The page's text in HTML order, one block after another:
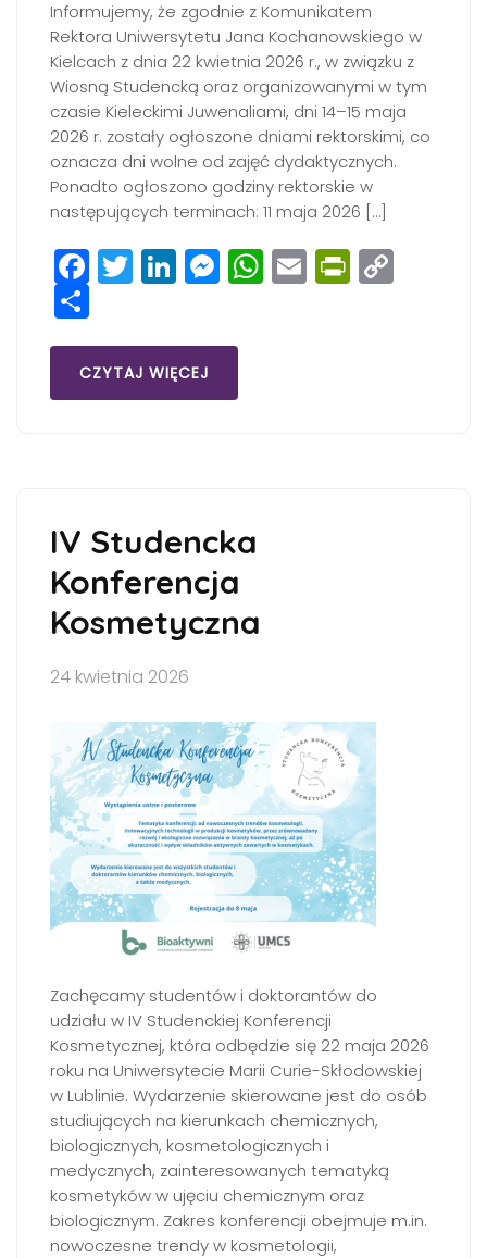
Informujemy, że zgodnie z Komunikatem
Rektora Uniwersytetu Jana Kochanowskiego w
Kielcach z dnia 22 kwietnia 2026 r., w związku z
Wiosną Studencką oraz organizowanymi w tym
czasie Kieleckimi Juwenaliami, dni 14–15 maja
2026 r. zostały ogłoszone dniami rektorskimi, co
oznacza dni wolne od zajęć dydaktycznych.
Ponadto ogłoszono godziny rektorskie w
następujących terminach: 11 maja 2026 […]
Facebook
Twitter
LinkedIn
Messenger
WhatsApp
Email
Share
CZYTAJ WIĘCEJ
IV Studencka
Konferencja
Kosmetyczna
24 kwietnia 2026
Zachęcamy studentów i doktorantów do
udziału w IV Studenckiej Konferencji
Kosmetycznej, która odbędzie się 22 maja 2026
roku na Uniwersytecie Marii Curie-Skłodowskiej
w Lublinie. Wydarzenie skierowane jest do osób
studiujących na kierunkach chemicznych,
biologicznych, kosmetologicznych i
medycznych, zainteresowanych tematyką
kosmetyków w ujęciu chemicznym oraz
biologicznym. Zakres konferencji obejmuje m.in.
nowoczesne trendy w kosmetologii,